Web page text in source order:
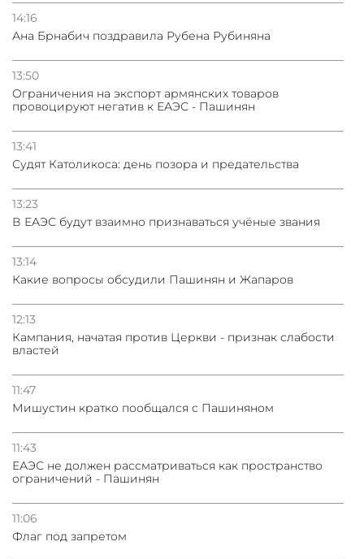
14:16
Ана Брнабич поздравила Рубена Рубиняна
13:50
Oграничения на экспорт армянских товаров
провоцируют негатив к ЕАЭС - Пашинян
13:41
Судят Католикоса: день позора и предательства
13:23
В ЕАЭС будут взаимно признаваться учёные звания
13:14
Какие вопросы обсудили Пашинян и Жапаров
12:13
Кампания, начатая против Церкви - признак слабости
властей
11:47
Мишустин кратко пообщался с Пашиняном
11:43
ЕАЭС не должен рассматриваться как пространство
ограничений - Пашинян
11:06
Флаг под запретом